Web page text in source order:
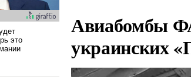
Авиабомбы
украинских